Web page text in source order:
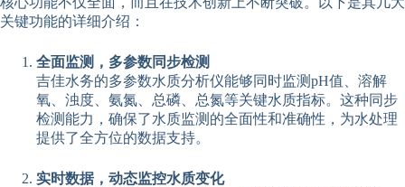
关键功能的详细介绍：
全面监测，多参数同步检测
吉佳水务的多参数水质分析仪能够同时监测pH值、溶解
氧、浊度、氨氮、总磷、总氮等关键水质指标。这种同步
检测能力，确保了水质监测的全面性和准确性，为水处理
提供了全方位的数据支持。
实时数据，动态监控水质变化